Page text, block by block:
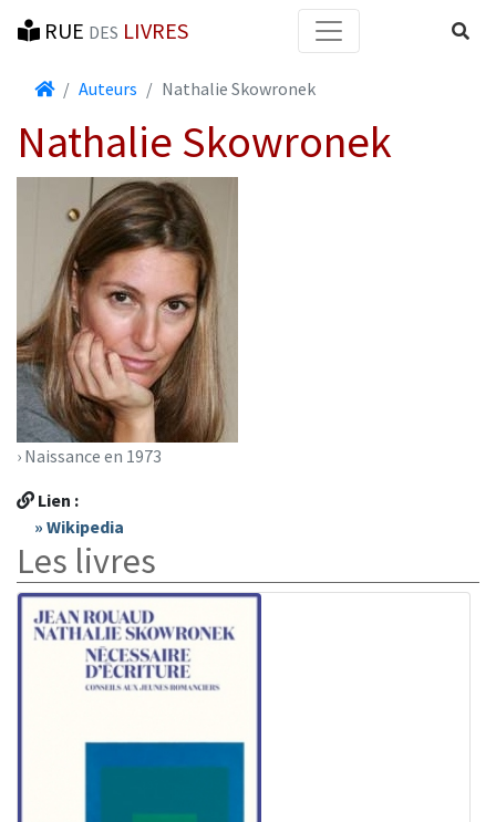
RUE DES LIVRES
AccueilAuteurs Nathalie Skowronek
Nathalie Skowronek
› Naissance en 1973
Lien :
» Wikipedia
Les livres